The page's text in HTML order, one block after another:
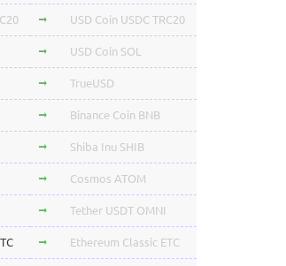
USD Coin USDC TRC20
USD Coin SOL
TrueUSD
Binance Coin BNB
Shiba Inu SHIB
Cosmos ATOM
Tether USDT OMNI
Ethereum Classic ETC